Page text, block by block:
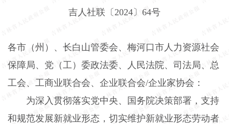
吉人社联〔2024〕 64号
各市（州）、长白山管委会、梅河口市人力资源社会
保障局、党（工）委政法委、人民法院、司法局、总
工会、工商业联合会、企业联合会/企业家协会：
为深入贯彻落实党中央、国务院决策部署，支持
和规范发展新就业形态，切实维护新就业形态劳动者